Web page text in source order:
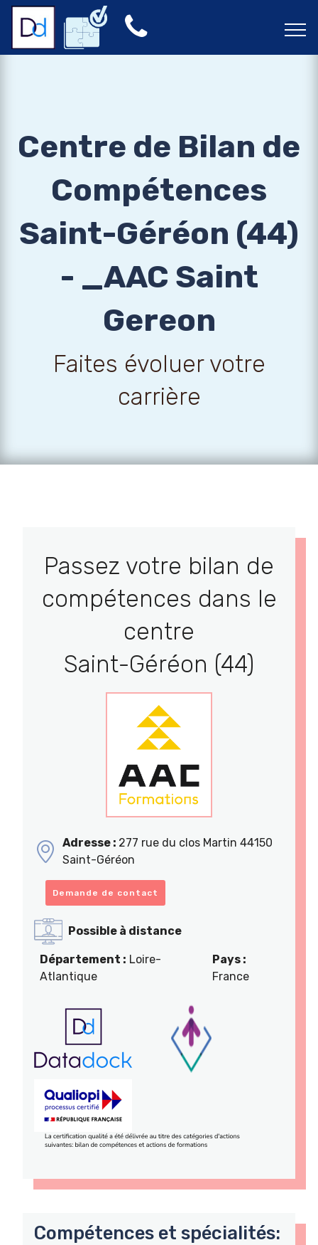
Centre de Bilan de
Compétences
Saint-Géréon (44)
- _AAC Saint
Gereon
Faites évoluer votre
carrière
Passez votre bilan de
compétences dans le
centre
Saint-Géréon (44)
Adresse : 277 rue du clos Martin 44150
Saint-Géréon
Demande de contact
Possible à distance
Département : Loire-
Atlantique
Pays :
France
Compétences et spécialités: